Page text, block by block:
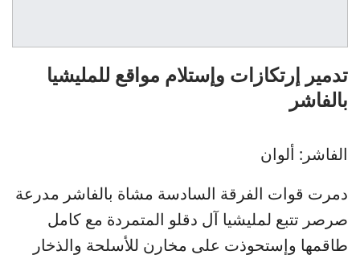
تدمير إرتكازات وإستلام مواقع للمليشيا
بالفاشر
الفاشر: ألوان
دمرت قوات الفرقة السادسة مشاة بالفاشر مدرعة
صرصر تتبع لمليشيا آل دقلو المتمردة مع كامل
طاقمها وإستحوذت على مخارن للأسلحة والذخار